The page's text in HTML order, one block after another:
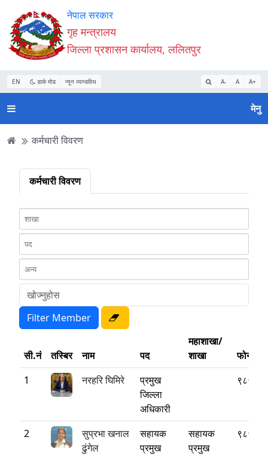
Accessibility
Mode
सुरु
गर्नुहोस्
सामाग्री
पढ्नुहाेस्
नेभिगेसन
पढ्नुहाेस्
वेबसाइट
खोजमा
जानुहोस्
नेपाल सरकार
गृह मन्त्रालय
जिल्ला प्रशासन कार्यालय, ललितपुर
EN डार्क मोड न्यून व्यान्डविथ A- A A+
मेनु
कर्मचारी विवरण
कर्मचारी विवरण
सी.नं तस्बिर नाम पद
महाशाखा/
शाखा
फोन
1
नरहरि घिमिरे
प्रमुख
जिल्ला
अधिकारी
2
सुप्रभा खनाल
ढुंगेल
सहायक
प्रमुख
सहायक
प्रमुख